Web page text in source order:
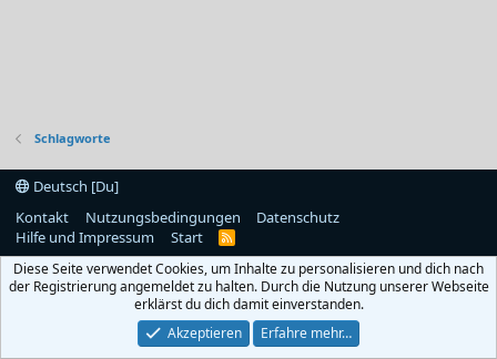
Schlagworte
Deutsch [Du]
Kontakt
Nutzungsbedingungen
Datenschutz
Hilfe und Impressum
Start
R
S
Diese Seite verwendet Cookies, um Inhalte zu personalisieren und dich nach
der Registrierung angemeldet zu halten. Durch die Nutzung unserer Webseite
erklärst du dich damit einverstanden.
Akzeptieren
Erfahre mehr…